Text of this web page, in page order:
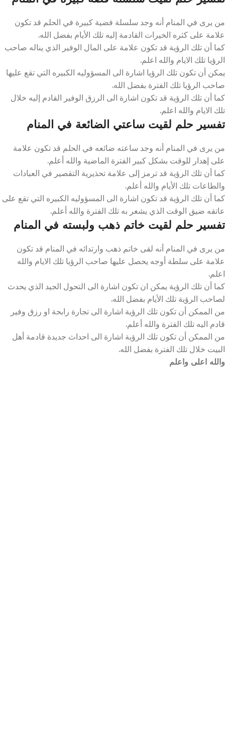
من يرى في المنام أنه وجد سلسلة فضية كبيرة في الحلم قد تكون
علامة على كثره الخيرات القادمة إليه تلك الأيام بفضل الله.
كما أن تلك الرؤية قد تكون علامة على المال الوفير الذي يناله صاحب
الرؤيا تلك الايام والله اعلم.
يمكن أن تكون تلك الرؤيا اشارة الى المسؤوليه الكبيره التي تقع عليها
صاحب الرؤيا تلك الفترة بفضل الله.
كما أن تلك الرؤية قد تكون اشارة الى الرزق الوفير القادم إليه خلال
تلك الايام والله اعلم.
تفسير حلم لقيت ساعتي الضائعة في المنام
من يرى في المنام أنه وجد ساعته ضائعه في الحلم قد تكون علامة
على إهدار للوقت بشكل كبير الفترة الماضية والله أعلم.
كما أن تلك الرؤية قد ترمز إلى علامة تحذيرية التقصير في العبادات
والطاعات تلك الأيام والله أعلم.
كما أن تلك الرؤية قد تكون اشارة الى المسؤوليه الكبيره التي تقع على
عاتقه ضيق الوقت الذي يشعر به تلك الفترة والله أعلم.
تفسير حلم لقيت خاتم ذهب ولبسته في المنام
من يرى في المنام أنه لقى خاتم ذهب وارتدائه في المنام قد تكون
علامة على سلطة أوجه يحصل عليها صاحب الرؤيا تلك الايام والله
اعلم.
كما أن تلك الرؤية يمكن ان تكون اشارة الى التحول الجيد الذي يحدث
لصاحب الرؤية تلك الأيام بفضل الله.
من الممكن أن تكون تلك الرؤية اشارة الى تجارة رابحة او رزق وفير
قادم اليه تلك الفترة والله أعلم.
من الممكن أن تكون تلك الرؤية اشارة الى احداث جديدة قادمة أهل
البيت خلال تلك الفترة بفضل الله.
والله اعلى واعلم